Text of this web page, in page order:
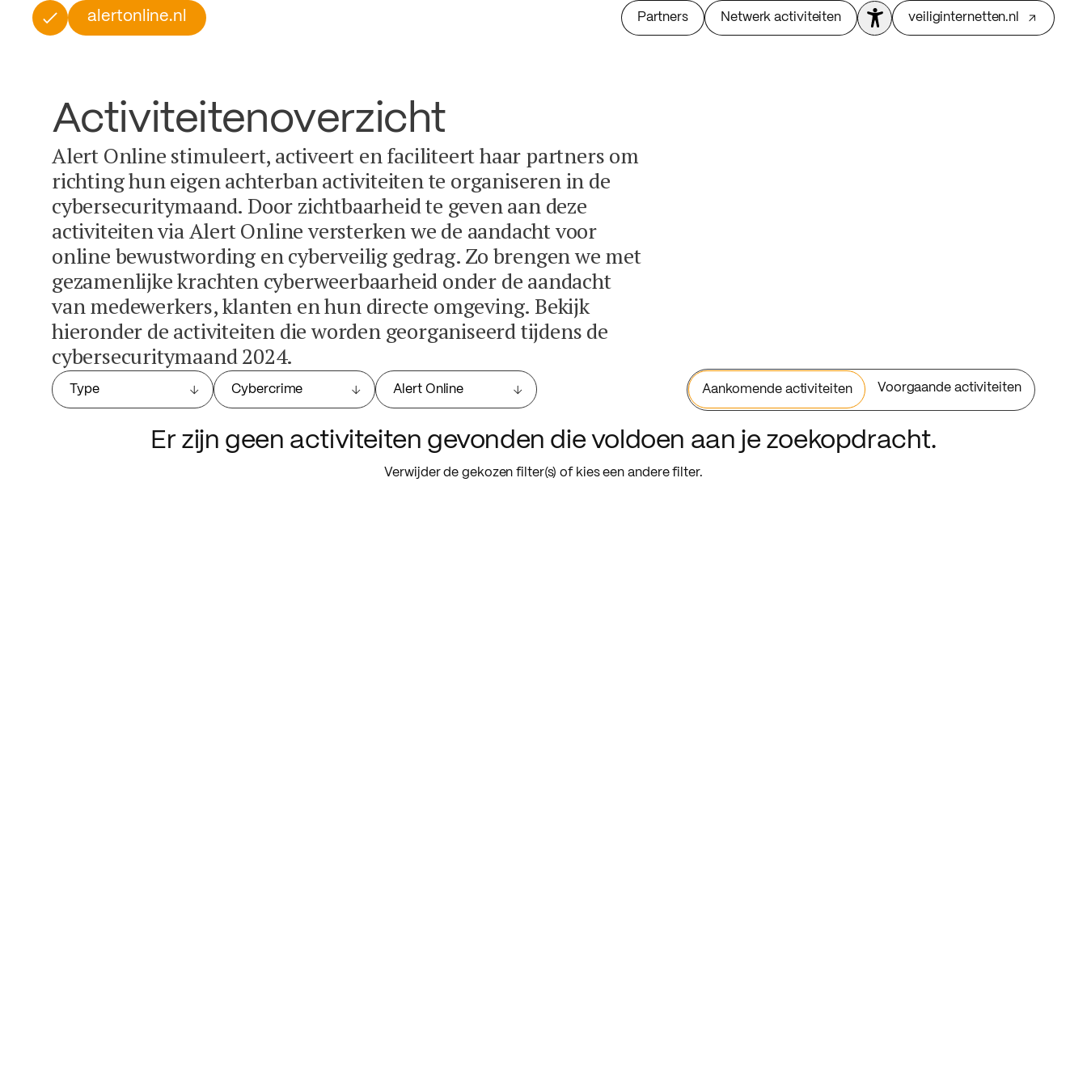
alertonline.nl Partners Netwerk activiteiten veiliginternetten.nl
Activiteitenoverzicht
Alert Online stimuleert, activeert en faciliteert haar partners om
richting hun eigen achterban activiteiten te organiseren in de
cybersecuritymaand. Door zichtbaarheid te geven aan deze
activiteiten via Alert Online versterken we de aandacht voor
online bewustwording en cyberveilig gedrag. Zo brengen we met
gezamenlijke krachten cyberweerbaarheid onder de aandacht
van medewerkers, klanten en hun directe omgeving. Bekijk
hieronder de activiteiten die worden georganiseerd tijdens de
cybersecuritymaand 2024.
Type Cybercrime Alert Online Aankomende activiteiten Voorgaande activiteiten
Er zijn geen activiteiten gevonden die voldoen aan je zoekopdracht.
Verwijder de gekozen filter(s) of kies een andere filter.